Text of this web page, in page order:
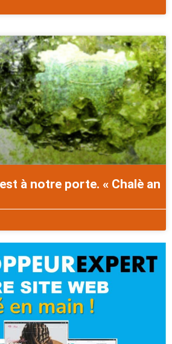
à notre porte. « Chalè an